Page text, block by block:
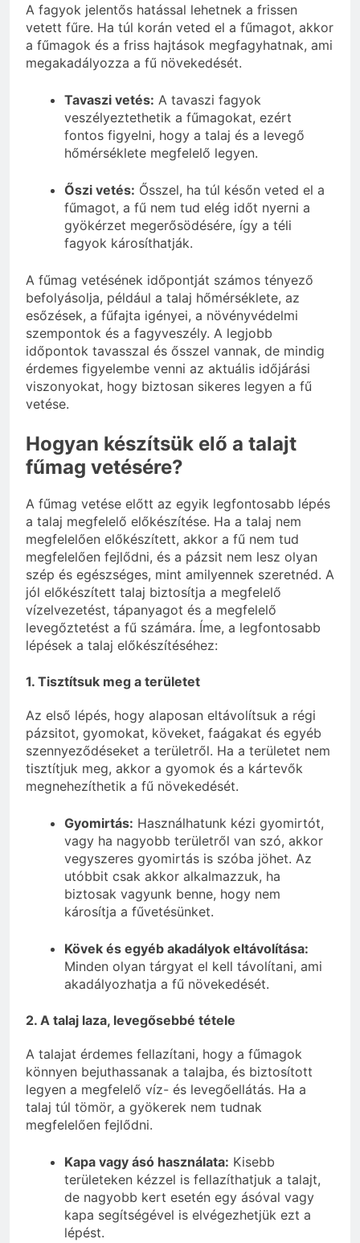
A fagyok jelentős hatással lehetnek a frissen
vetett fűre. Ha túl korán veted el a fűmagot, akkor
a fűmagok és a friss hajtások megfagyhatnak, ami
megakadályozza a fű növekedését.
Tavaszi vetés: A tavaszi fagyok
veszélyeztethetik a fűmagokat, ezért
fontos figyelni, hogy a talaj és a levegő
hőmérséklete megfelelő legyen.
Őszi vetés: Ősszel, ha túl későn veted el a
fűmagot, a fű nem tud elég időt nyerni a
gyökérzet megerősödésére, így a téli
fagyok károsíthatják.
A fűmag vetésének időpontját számos tényező
befolyásolja, például a talaj hőmérséklete, az
esőzések, a fűfajta igényei, a növényvédelmi
szempontok és a fagyveszély. A legjobb
időpontok tavasszal és ősszel vannak, de mindig
érdemes figyelembe venni az aktuális időjárási
viszonyokat, hogy biztosan sikeres legyen a fű
vetése.
Hogyan készítsük elő a talajt
fűmag vetésére?
A fűmag vetése előtt az egyik legfontosabb lépés
a talaj megfelelő előkészítése. Ha a talaj nem
megfelelően előkészített, akkor a fű nem tud
megfelelően fejlődni, és a pázsit nem lesz olyan
szép és egészséges, mint amilyennek szeretnéd. A
jól előkészített talaj biztosítja a megfelelő
vízelvezetést, tápanyagot és a megfelelő
levegőztetést a fű számára. Íme, a legfontosabb
lépések a talaj előkészítéséhez:
1. Tisztítsuk meg a területet
Az első lépés, hogy alaposan eltávolítsuk a régi
pázsitot, gyomokat, köveket, faágakat és egyéb
szennyeződéseket a területről. Ha a területet nem
tisztítjuk meg, akkor a gyomok és a kártevők
megnehezíthetik a fű növekedését.
Gyomirtás: Használhatunk kézi gyomirtót,
vagy ha nagyobb területről van szó, akkor
vegyszeres gyomirtás is szóba jöhet. Az
utóbbit csak akkor alkalmazzuk, ha
biztosak vagyunk benne, hogy nem
károsítja a fűvetésünket.
Kövek és egyéb akadályok eltávolítása:
Minden olyan tárgyat el kell távolítani, ami
akadályozhatja a fű növekedését.
2. A talaj laza, levegősebbé tétele
A talajat érdemes fellazítani, hogy a fűmagok
könnyen bejuthassanak a talajba, és biztosított
legyen a megfelelő víz- és levegőellátás. Ha a
talaj túl tömör, a gyökerek nem tudnak
megfelelően fejlődni.
Kapa vagy ásó használata: Kisebb
területeken kézzel is fellazíthatjuk a talajt,
de nagyobb kert esetén egy ásóval vagy
kapa segítségével is elvégezhetjük ezt a
lépést.